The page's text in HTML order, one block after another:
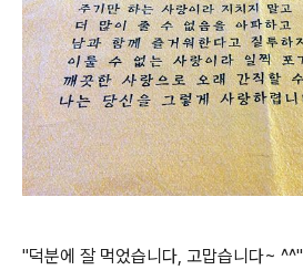
"덕분에 잘 먹었습니다, 고맙습니다~ ^^"